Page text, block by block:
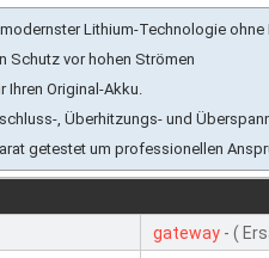
Lithium-Technologie
Schutz vor hohen Strömen
Ihren Original-Akku.
, Überhitzungs- und
getestet um professionellen
gateway - (